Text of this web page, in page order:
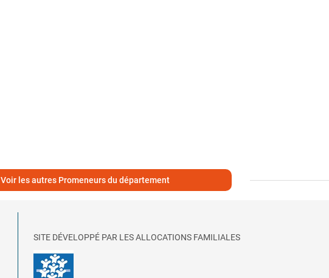
Voir les autres Promeneurs du département
SITE DÉVELOPPÉ PAR LES ALLOCATIONS FAMILIALES